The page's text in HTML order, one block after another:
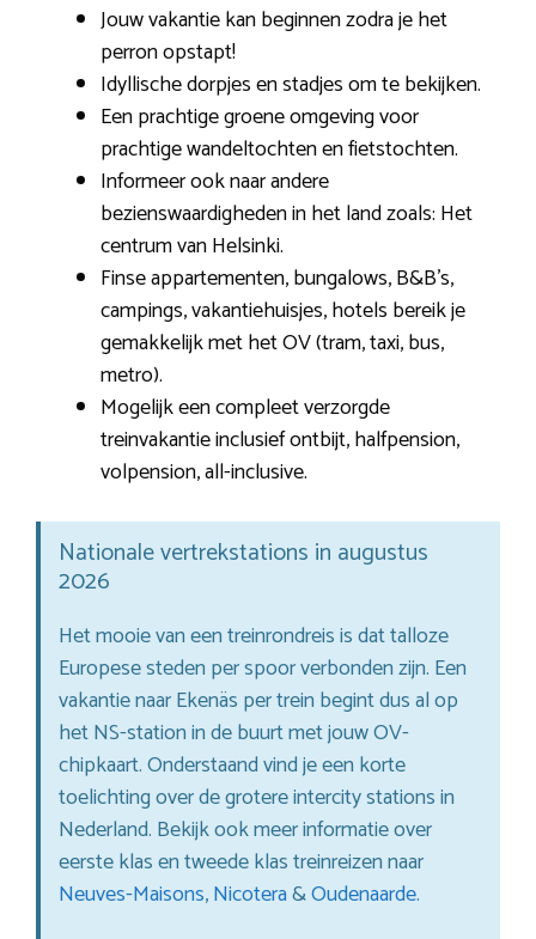
Jouw vakantie kan beginnen zodra je het
perron opstapt!
Idyllische dorpjes en stadjes om te bekijken.
Een prachtige groene omgeving voor
prachtige wandeltochten en fietstochten.
Informeer ook naar andere
bezienswaardigheden in het land zoals: Het
centrum van Helsinki.
Finse appartementen, bungalows, B&B’s,
campings, vakantiehuisjes, hotels bereik je
gemakkelijk met het OV (tram, taxi, bus,
metro).
Mogelijk een compleet verzorgde
treinvakantie inclusief ontbijt, halfpension,
volpension, all-inclusive.
Nationale vertrekstations in augustus
2026
Het mooie van een treinrondreis is dat talloze
Europese steden per spoor verbonden zijn. Een
vakantie naar Ekenäs per trein begint dus al op
het NS-station in de buurt met jouw OV-
chipkaart. Onderstaand vind je een korte
toelichting over de grotere intercity stations in
Nederland. Bekijk ook meer informatie over
eerste klas en tweede klas treinreizen naar
Neuves-Maisons,Nicotera&Oudenaarde.